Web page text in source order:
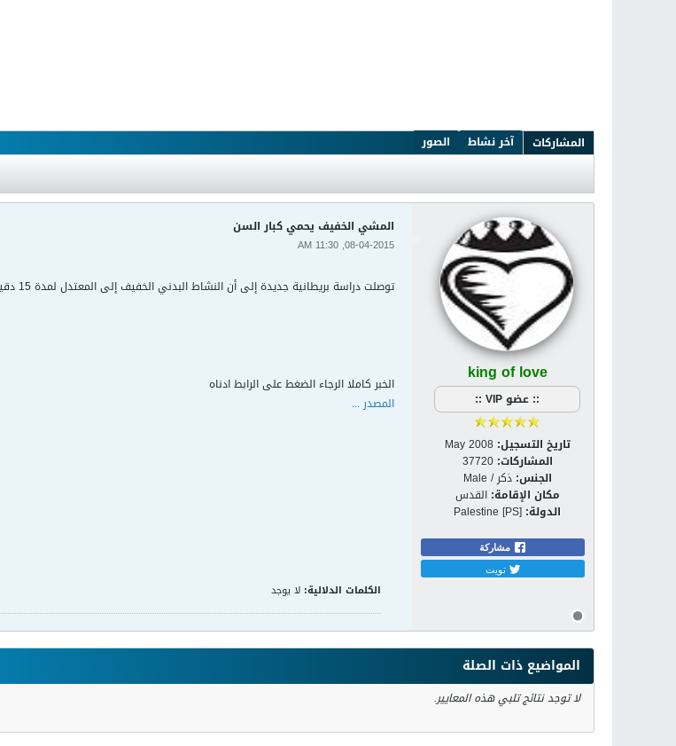
المشاركات آخر نشاط الصور
king of love
:: عضو VIP ::
تاريخ التسجيل: May 2008
المشاركات: 37720
الجنس: ذكر / Male
مكان الإقامة: القدس
الدولة: Palestine [PS]
مشاركة
تويت
المشي الخفيف يحمي كبار السن
08-04-2015, 11:30 AM
توصلت دراسة بريطانية جديدة إلى أن النشاط البدني الخفيف إلى المعتدل لمدة 15 دقيقة فقط يوميا لمن فوق سن الستين يمكن أن يقيهم من الموت المبكر.
الخبر كاملا الرجاء الضغط على الرابط ادناه
المصدر ...
الكلمات الدلالية: لا يوجد
المواضيع ذات الصلة
لا توجد نتائج تلبي هذه المعايير.